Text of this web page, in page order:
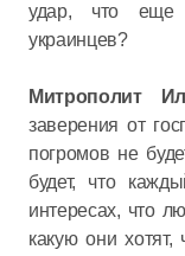
удар, что еще
украинцев?
Митрополит
заверения от
погромов не
будет, что
интересах, что
какую они хотят,